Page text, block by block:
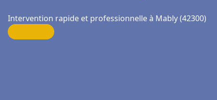
Intervention rapide et professionnelle à Mably (42300)